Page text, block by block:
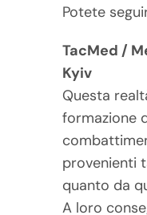
Potete
TacMed /
Kyiv
Questa
formazione
provenienti
quanto da
A loro